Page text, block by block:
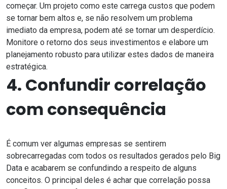
começar. Um projeto como este carrega custos que podem
se tornar bem altos e, se não resolvem um problema
imediato da empresa, podem até se tornar um desperdício.
Monitore o retorno dos seus investimentos e elabore um
planejamento robusto para utilizar estes dados de maneira
estratégica.
4. Confundir correlação
com consequência
É comum ver algumas empresas se sentirem
sobrecarregadas com todos os resultados gerados pelo Big
Data e acabarem se confundindo a respeito de alguns
conceitos. O principal deles é achar que correlação possa